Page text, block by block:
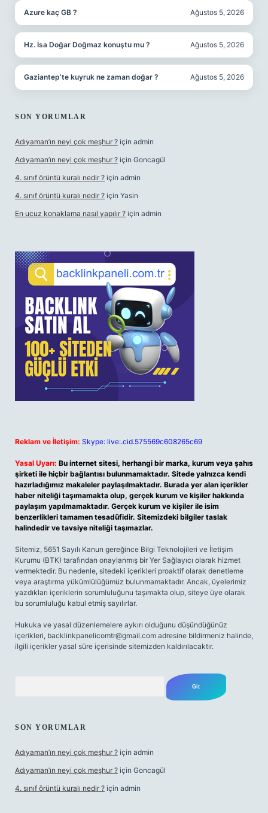
Azure kaç GB ? Ağustos 5, 2026
Hz. İsa Doğar Doğmaz konuştu mu ? Ağustos 5, 2026
Gaziantep’te kuyruk ne zaman doğar ? Ağustos 5, 2026
SON YORUMLAR
Adıyaman’ın neyi çok meşhur ? için admin
Adıyaman’ın neyi çok meşhur ? için Goncagül
4. sınıf örüntü kuralı nedir ? için admin
4. sınıf örüntü kuralı nedir ? için Yasin
En ucuz konaklama nasıl yapılır ? için admin
Reklam ve İletişim: Skype: live:.cid.575569c608265c69
Yasal Uyarı: Bu internet sitesi, herhangi bir marka, kurum veya şahıs
şirketi ile hiçbir bağlantısı bulunmamaktadır. Sitede yalnızca kendi
hazırladığımız makaleler paylaşılmaktadır. Burada yer alan içerikler
haber niteliği taşımamakta olup, gerçek kurum ve kişiler hakkında
paylaşım yapılmamaktadır. Gerçek kurum ve kişiler ile isim
benzerlikleri tamamen tesadüfidir. Sitemizdeki bilgiler taslak
halindedir ve tavsiye niteliği taşımazlar.
Sitemiz, 5651 Sayılı Kanun gereğince Bilgi Teknolojileri ve İletişim
Kurumu (BTK) tarafından onaylanmış bir Yer Sağlayıcı olarak hizmet
vermektedir. Bu nedenle, sitedeki içerikleri proaktif olarak denetleme
veya araştırma yükümlülüğümüz bulunmamaktadır. Ancak, üyelerimiz
yazdıkları içeriklerin sorumluluğunu taşımakta olup, siteye üye olarak
bu sorumluluğu kabul etmiş sayılırlar.
Hukuka ve yasal düzenlemelere aykırı olduğunu düşündüğünüz
içerikleri, backlinkpanelicomtr@gmail.com adresine bildirmeniz halinde,
ilgili içerikler yasal süre içerisinde sitemizden kaldırılacaktır.
SON YORUMLAR
Adıyaman’ın neyi çok meşhur ? için admin
Adıyaman’ın neyi çok meşhur ? için Goncagül
4. sınıf örüntü kuralı nedir ? için admin